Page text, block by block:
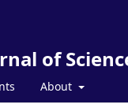
of
About